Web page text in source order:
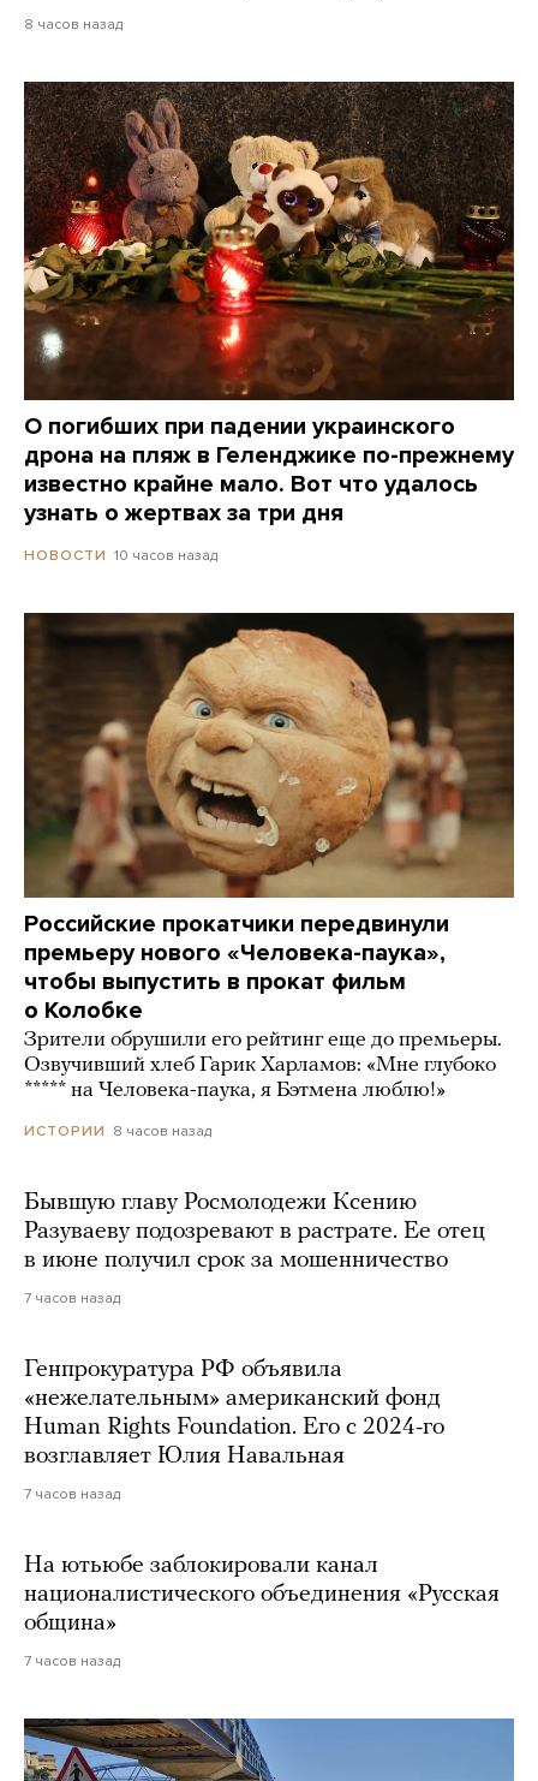
8 часов назад
О погибших при падении украинского
дрона на пляж в Геленджике по-прежнему
известно крайне мало. Вот что удалось
узнать о жертвах за три дня
НОВОСТИ 10 часов назад
Российские прокатчики передвинули
премьеру нового «Человека-паука»,
чтобы выпустить в прокат фильм
о Колобке
Зрители обрушили его рейтинг еще до премьеры.
Озвучивший хлеб Гарик Харламов: «Мне глубоко
***** на Человека-паука, я Бэтмена люблю!»
ИСТОРИИ 8 часов назад
Бывшую главу Росмолодежи Ксению
Разуваеву подозревают в растрате. Ее отец
в июне получил срок за мошенничество
7 часов назад
Генпрокуратура РФ объявила
«нежелательным» американский фонд
Human Rights Foundation. Его с 2024-го
возглавляет Юлия Навальная
7 часов назад
На ютьюбе заблокировали канал
националистического объединения «Русская
община»
7 часов назад